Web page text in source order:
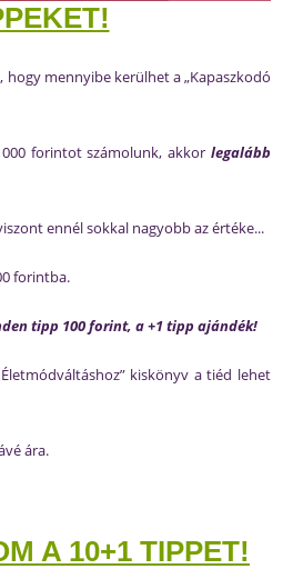
mennyibe kerülhet a „Kapaszkodó
forintot számolunk, akkor legalább
ennél sokkal nagyobb az értéke...
forintba.
tipp 100 forint, a +1 tipp ajándék!
kiskönyv a tiéd lehet
ára.
A 10+1 TIPPET!